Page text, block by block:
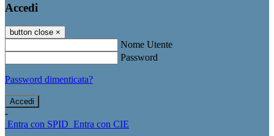
Accedi
button close ×
Nome Utente
Password
Password dimenticata?
-
Entra con SPID Entra con CIE